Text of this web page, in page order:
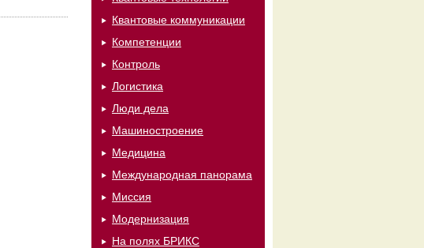
Квантовые коммуникации
Компетенции
Контроль
Логистика
Люди дела
Машиностроение
Медицина
Международная панорама
Миссия
Модернизация
На полях БРИКС